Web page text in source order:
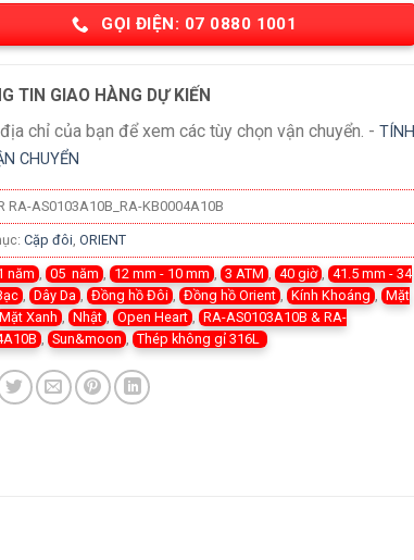
GỌI ĐIỆN: 07 0880 1001
TIN GIAO HÀNG DỰ KIẾN
chỉ của bạn để xem các tùy chọn vận chuyển. -TÍNH
CHUYỂN
RA-AS0103A10B_RA-KB0004A10B
Cặp đôi ,ORIENT
năm , 05 năm , 12 mm - 10 mm , 3 ATM , 40 giờ , 41.5 mm - 34
, Dây Da , Đồng hồ Đôi , Đồng hồ Orient , Kính Khoáng , Mặt
Mặt Xanh , Nhật , Open Heart , RA-AS0103A10B & RA-
, Sun&moon , Thép không gỉ 316L